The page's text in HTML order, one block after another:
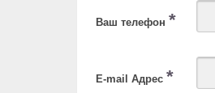
Ваш телефон *
E-mail Адрес *